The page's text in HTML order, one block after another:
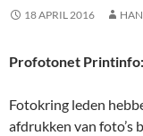
18 APRIL 2016
Profotonet Printinfo:
Fotokring leden
afdrukken van foto’s